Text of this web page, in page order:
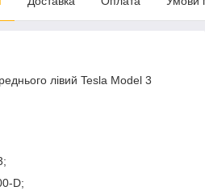
лівий Tesla Model 3
D;